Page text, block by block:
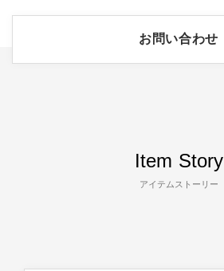
お問い合わせ
Item Story
アイテムストーリー